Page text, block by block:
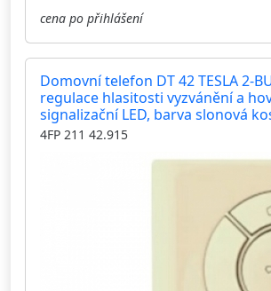
cena po přihlášení
Domovní telefon DT 42 TESLA 2-
regulace hlasitosti vyzvánění a
signalizační LED, barva slonová
4FP 211 42.915